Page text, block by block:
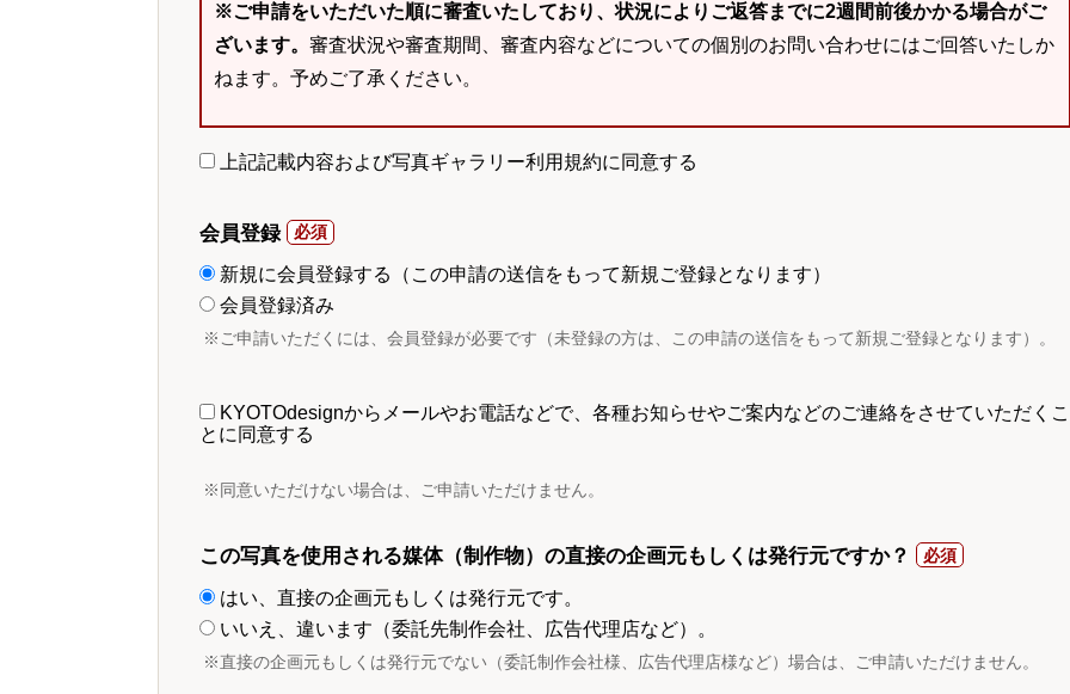
※ご申請をいただいた順に審査いたしており、状況によりご返答までに2週間前後かかる場合がご
ざいます。 審査状況や審査期間、審査内容などについての個別のお問い合わせにはご回答いたしか
ねます。予めご了承ください。
上記記載内容および写真ギャラリー利用規約に同意する
会員登録
新規に会員登録する（この申請の送信をもって新規ご登録となります）
会員登録済み
※ご申請いただくには、会員登録が必要です（未登録の方は、この申請の送信をもって新規ご登録となります）。
KYOTOdesignからメールやお電話などで、各種お知らせやご案内などのご連絡をさせていただくこ
とに同意する
※同意いただけない場合は、ご申請いただけません。
この写真を使用される媒体（制作物）の直接の企画元もしくは発行元ですか？
はい、直接の企画元もしくは発行元です。
いいえ、違います（委託先制作会社、広告代理店など）。
※直接の企画元もしくは発行元でない（委託制作会社様、広告代理店様など）場合は、ご申請いただけません。